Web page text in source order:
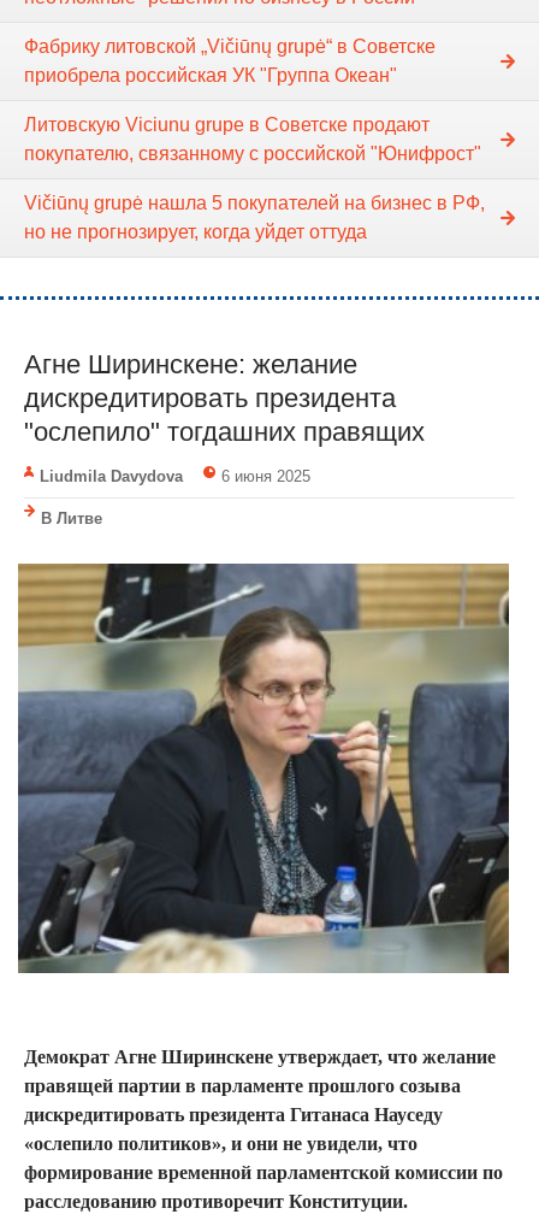
Фабрику литовской „Vičiūnų grupė“ в Советске
приобрела российская УК "Группа Океан"
Литовскую Viciunu grupe в Советске продают
покупателю, связанному с российской "Юнифрост"
Vičiūnų grupė нашла 5 покупателей на бизнес в РФ,
но не прогнозирует, когда уйдет оттуда
Агне Ширинскене: желание
дискредитировать президента
"ослепило" тогдашних правящих
Liudmila Davydova 6 июня 2025
В Литве
Демократ Агне Ширинскене утверждает, что желание
правящей партии в парламенте прошлого созыва
дискредитировать президента Гитанаса Науседу
«ослепило политиков», и они не увидели, что
формирование временной парламентской комиссии по
расследованию противоречит Конституции.